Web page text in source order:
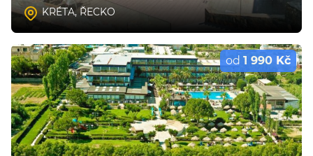
KRÉTA,ŘECKO
od 1 990 Kč